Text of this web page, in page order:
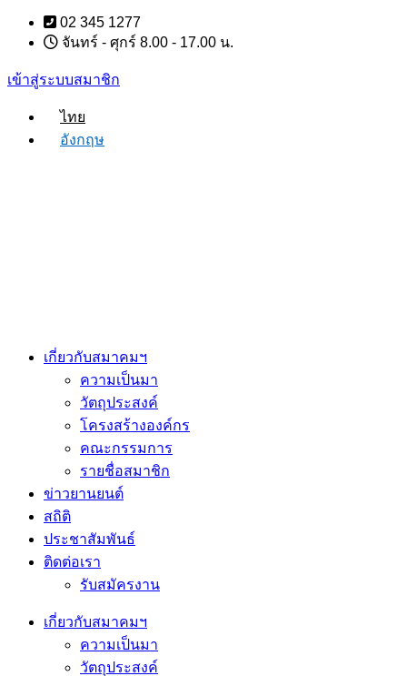
Skip
content
02 345 1277
จันทร์ - ศุกร์ 8.00 - 17.00 น.
เข้าสู่ระบบสมาชิก
ไทย
อังกฤษ
เกี่ยวกับสมาคมฯ
ความเป็นมา
วัตถุประสงค์
โครงสร้างองค์กร
คณะกรรมการ
รายชื่อสมาชิก
ข่าวยานยนต์
สถิติ
ประชาสัมพันธ์
ติดต่อเรา
รับสมัครงาน
เกี่ยวกับสมาคมฯ
ความเป็นมา
วัตถุประสงค์